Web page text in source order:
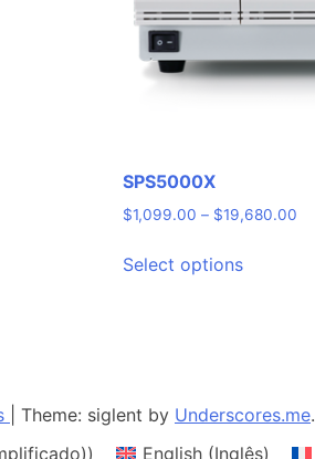
SPS5000X
$1,099.00 – $19,680.00
Select optionsproduct
Theme: siglent by Underscores.me.
) English(Inglês)